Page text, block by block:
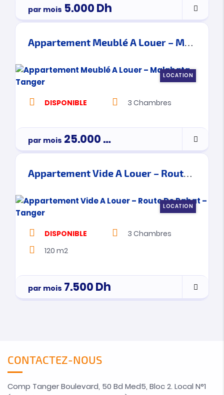
par mois 5.000Dh
Appartement Meublé A Louer – Malabata – Tanger
LOCATION
DISPONIBLE 3 Chambres
par mois 25.000Dh
Appartement Vide A Louer – Route De Rabat – Tanger
LOCATION
DISPONIBLE 3 Chambres
120 m2
par mois 7.500Dh
CONTACTEZ-NOUS
Comp Tanger Boulevard, 50 Bd Med5, Bloc 2. Local N°1